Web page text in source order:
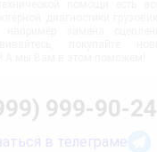
999-90-24
в телеграме